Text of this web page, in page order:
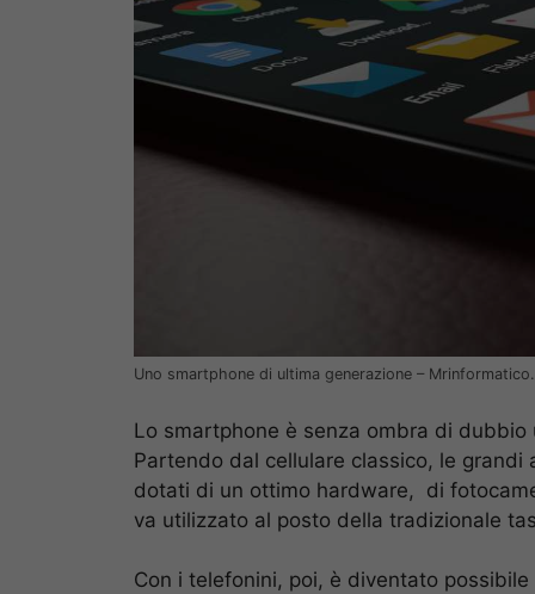
Uno smartphone di ultima generazione –
Lo smartphone è senza ombra di
Partendo dal cellulare classico, le
dotati di un ottimo hardware, di
va utilizzato al posto della tradizionale
Con i telefonini, poi, è diventato